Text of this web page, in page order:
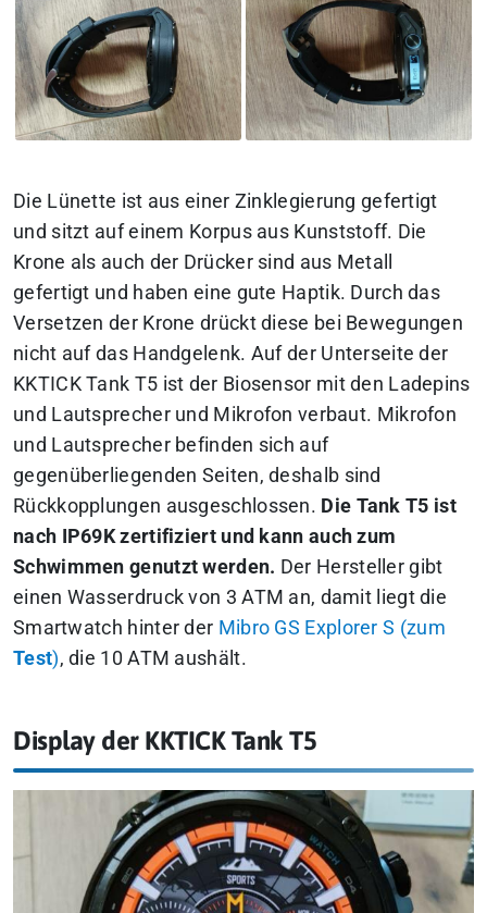
Die Lünette ist aus einer Zinklegierung gefertigt
und sitzt auf einem Korpus aus Kunststoff. Die
Krone als auch der Drücker sind aus Metall
gefertigt und haben eine gute Haptik. Durch das
Versetzen der Krone drückt diese bei Bewegungen
nicht auf das Handgelenk. Auf der Unterseite der
KKTICK Tank T5 ist der Biosensor mit den Ladepins
und Lautsprecher und Mikrofon verbaut. Mikrofon
und Lautsprecher befinden sich auf
gegenüberliegenden Seiten, deshalb sind
Rückkopplungen ausgeschlossen. Die Tank T5 ist
nach IP69K zertifiziert und kann auch zum
Schwimmen genutzt werden. Der Hersteller gibt
einen Wasserdruck von 3 ATM an, damit liegt die
Smartwatch hinter der Mibro GS Explorer S (zum
Test), die 10 ATM aushält.
Display der KKTICK Tank T5